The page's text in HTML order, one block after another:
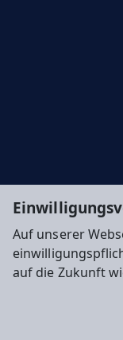
Auf unserer
auf die Zukunft